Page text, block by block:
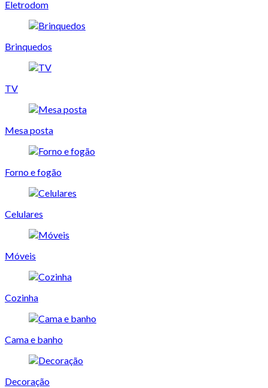
Eletrodom
Brinquedos
TV
Mesa posta
Forno e fogão
Celulares
Móveis
Cozinha
Cama e banho
Decoração